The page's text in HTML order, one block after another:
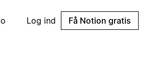
Log ind Få Notion gratis